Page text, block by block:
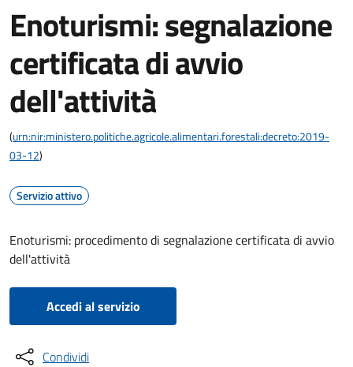
Enoturismi: segnalazione
certificata di avvio
dell'attività
(urn:nir:ministero.politiche.agricole.alimentari.forestali:decreto:2019-
03-12)
Servizio attivo
Enoturismi: procedimento di segnalazione certificata di avvio
dell'attività
Accedi al servizio
Condividi